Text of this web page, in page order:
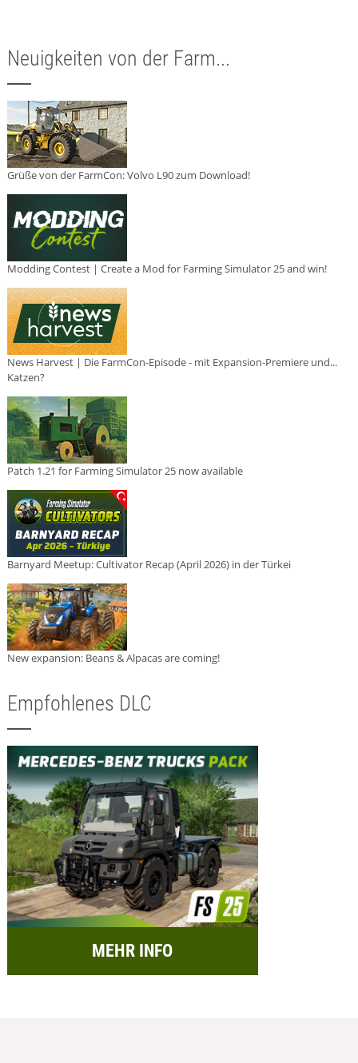
Neuigkeiten von der Farm...
Grüße von der FarmCon: Volvo L90 zum Download!
Modding Contest | Create a Mod for Farming Simulator 25 and win!
News Harvest | Die FarmCon-Episode - mit Expansion-Premiere und...
Katzen?
Patch 1.21 for Farming Simulator 25 now available
Barnyard Meetup: Cultivator Recap (April 2026) in der Türkei
New expansion: Beans & Alpacas are coming!
Empfohlenes DLC
MEHR INFO